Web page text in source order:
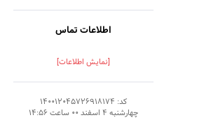
اطلاعات تماس
[نمایش اطلاعات]
کد: 140012045726918174
چهارشنبه 4 اسفند 00 ساعت 14:56